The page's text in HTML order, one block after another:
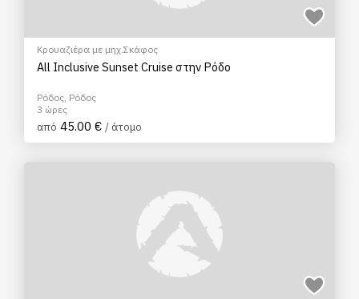
Κρουαζιέρα με μηχ.Σκάφος
All Inclusive Sunset Cruise στην Ρόδο
Ρόδος, Ρόδος
3 ώρες
από 45.00 € / άτομο